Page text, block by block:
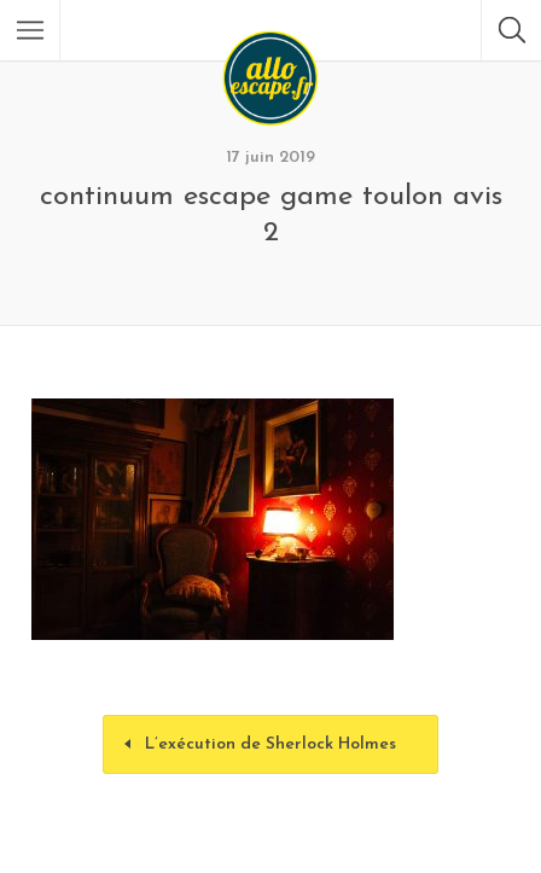
17 juin 2019
continuum escape game toulon avis
2
L’exécution de Sherlock Holmes